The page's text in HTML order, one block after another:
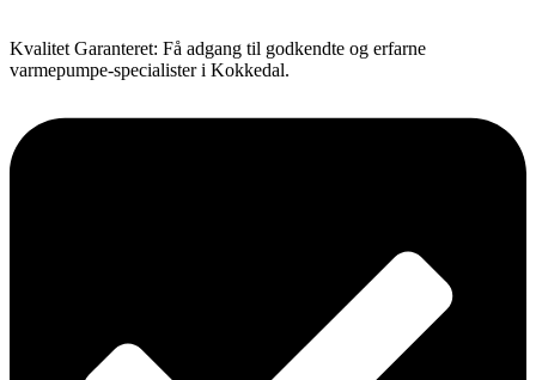
Kvalitet Garanteret: Få adgang til godkendte og erfarne
varmepumpe-specialister i Kokkedal.